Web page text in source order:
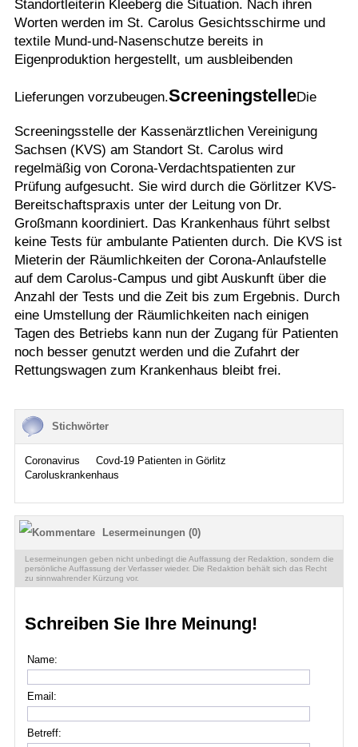
Standortleiterin Kleeberg die Situation. Nach ihren
Worten werden im St. Carolus Gesichtsschirme und
textile Mund-und-Nasenschutze bereits in
Eigenproduktion hergestellt, um ausbleibenden
Lieferungen vorzubeugen.ScreeningstelleDie
Screeningsstelle der Kassenärztlichen Vereinigung
Sachsen (KVS) am Standort St. Carolus wird
regelmäßig von Corona-Verdachtspatienten zur
Prüfung aufgesucht. Sie wird durch die Görlitzer KVS-
Bereitschaftspraxis unter der Leitung von Dr.
Großmann koordiniert. Das Krankenhaus führt selbst
keine Tests für ambulante Patienten durch. Die KVS ist
Mieterin der Räumlichkeiten der Corona-Anlaufstelle
auf dem Carolus-Campus und gibt Auskunft über die
Anzahl der Tests und die Zeit bis zum Ergebnis. Durch
eine Umstellung der Räumlichkeiten nach einigen
Tagen des Betriebs kann nun der Zugang für Patienten
noch besser genutzt werden und die Zufahrt der
Rettungswagen zum Krankenhaus bleibt frei.
Stichwörter
Coronavirus
Covd-19 Patienten in Görlitz
Caroluskrankenhaus
Lesermeinungen (0)
Lesermeinungen geben nicht unbedingt die Auffassung der Redaktion, sondern die
persönliche Auffassung der Verfasser wieder. Die Redaktion behält sich das Recht
zu sinnwahrender Kürzung vor.
Schreiben Sie Ihre Meinung!
Name:
Email:
Betreff: